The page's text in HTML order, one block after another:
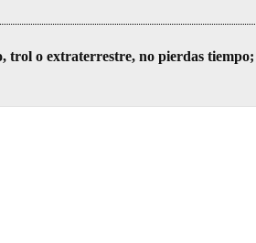
trol o extraterrestre, no pierdas tiempo;